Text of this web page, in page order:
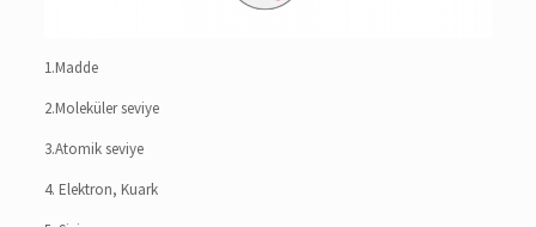
1.Madde
2.Moleküler seviye
3.Atomik seviye
4. Elektron, Kuark